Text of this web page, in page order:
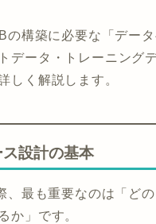
の構築に必要な「デー
データ・トレーニング
しく解説します。
設計の基本
、最も重要なのは「ど
か」です。